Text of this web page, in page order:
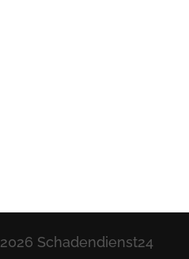
2026 Schadendienst24